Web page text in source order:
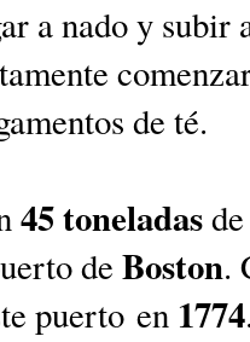
a nado y subir
de té.
45 toneladas
de Boston.
puerto en 1774